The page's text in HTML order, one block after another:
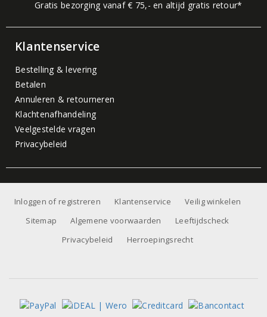
Gratis bezorging vanaf € 75,- en altijd gratis retour*
Klantenservice
Bestelling & levering
Betalen
Annuleren & retourneren
Klachtenafhandeling
Veelgestelde vragen
Privacybeleid
Inloggen of registreren Klantenservice
Veilig winkelen
Sitemap
Algemene voorwaarden
Leeftijdscheck
Privacybeleid
Herroepingsrecht